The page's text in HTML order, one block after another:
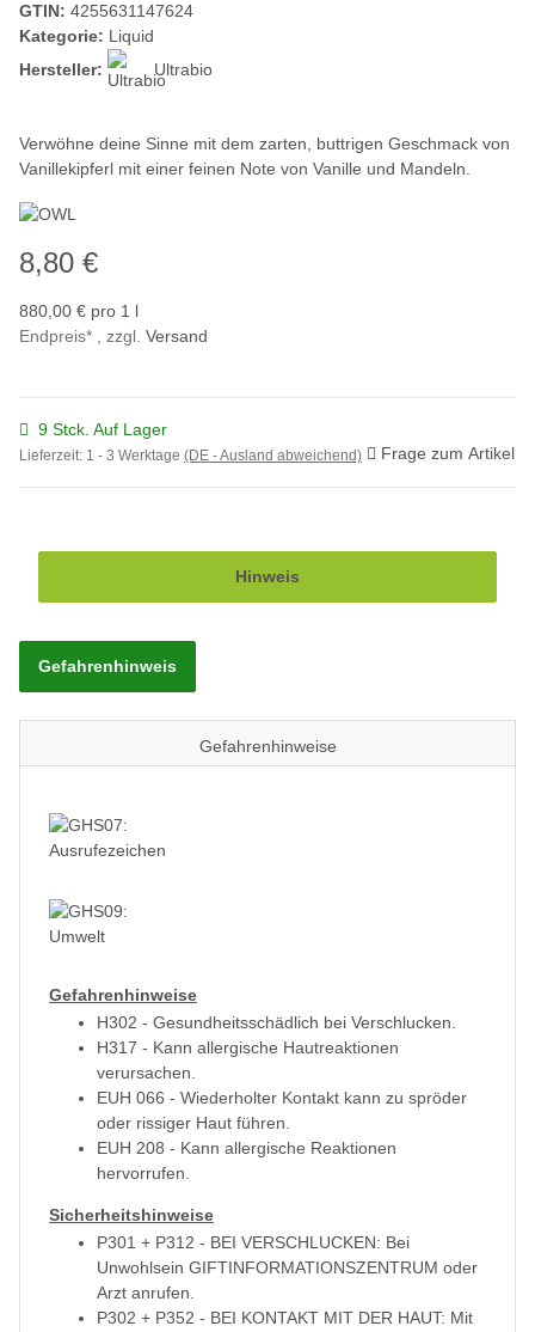
GTIN: 4255631147624
Kategorie: Liquid
Hersteller:
Ultrabio
Verwöhne deine Sinne mit dem zarten, buttrigen Geschmack von
Vanillekipferl mit einer feinen Note von Vanille und Mandeln.
8,80 €
880,00 € pro 1 l
Endpreis* , zzgl. Versand
9 Stck. Auf Lager
Lieferzeit: 1 - 3 Werktage (DE - Ausland abweichend) Frage zum Artikel
Hinweis
Gefahrenhinweis
Gefahrenhinweise
Gefahrenhinweise
H302 - Gesundheitsschädlich bei Verschlucken.
H317 - Kann allergische Hautreaktionen
verursachen.
EUH 066 - Wiederholter Kontakt kann zu spröder
oder rissiger Haut führen.
EUH 208 - Kann allergische Reaktionen
hervorrufen.
Sicherheitshinweise
P301 + P312 - BEI VERSCHLUCKEN: Bei
Unwohlsein GIFTINFORMATIONSZENTRUM oder
Arzt anrufen.
P302 + P352 - BEI KONTAKT MIT DER HAUT: Mit